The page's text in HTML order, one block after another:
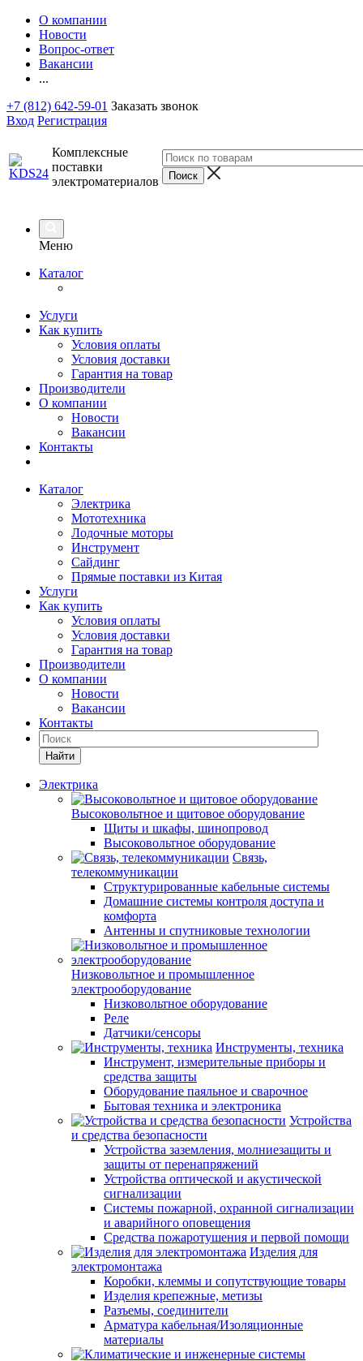
О компании
Новости
Вопрос-ответ
Вакансии
...
+7 (812) 642-59-01 Заказать звонок
Вход Регистрация
Комплексные
поставки
электроматериалов
Меню
Каталог
Услуги
Как купить
Условия оплаты
Условия доставки
Гарантия на товар
Производители
О компании
Новости
Вакансии
Контакты
Каталог
Электрика
Мототехника
Лодочные моторы
Инструмент
Сайдинг
Прямые поставки из Китая
Услуги
Как купить
Условия оплаты
Условия доставки
Гарантия на товар
Производители
О компании
Новости
Вакансии
Контакты
Найти
Электрика
Высоковольтное и щитовое оборудование
Щиты и шкафы, шинопровод
Высоковольтное оборудование
Связь,
телекоммуникации
Структурированные кабельные системы
Домашние системы контроля доступа и
комфорта
Антенны и спутниковые технологии
Низковольтное и промышленное
электрооборудование
Низковольтное оборудование
Реле
Датчики/сенсоры
Инструменты, техника
Инструмент, измерительные приборы и
средства защиты
Оборудование паяльное и сварочное
Бытовая техника и электроника
Устройства
и средства безопасности
Устройства заземления, молниезащиты и
защиты от перенапряжений
Устройства оптической и акустической
сигнализации
Системы пожарной, охранной сигнализации
и аварийного оповещения
Средства пожаротушения и первой помощи
Изделия для
электромонтажа
Коробки, клеммы и сопутствующие товары
Изделия крепежные, метизы
Разъемы, соединители
Арматура кабельная/Изоляционные
материалы